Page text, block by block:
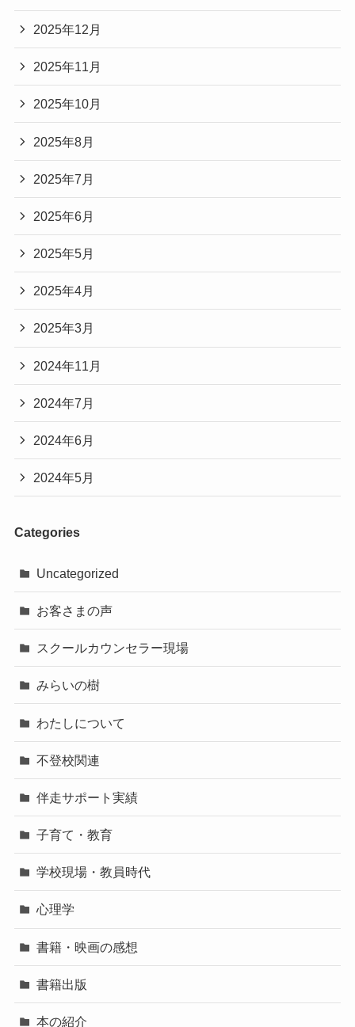
2025年12月
2025年11月
2025年10月
2025年8月
2025年7月
2025年6月
2025年5月
2025年4月
2025年3月
2024年11月
2024年7月
2024年6月
2024年5月
Categories
Uncategorized
お客さまの声
スクールカウンセラー現場
みらいの樹
わたしについて
不登校関連
伴走サポート実績
子育て・教育
学校現場・教員時代
心理学
書籍・映画の感想
書籍出版
本の紹介